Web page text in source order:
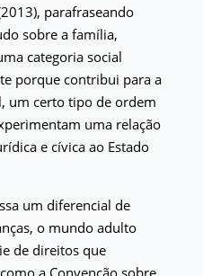
parafraseando
sobre a família,
categoria social
porque contribui para a
um certo tipo de ordem
uma relação
e cívica ao Estado
um diferencial de
o mundo adulto
de direitos que
a Convenção sobre